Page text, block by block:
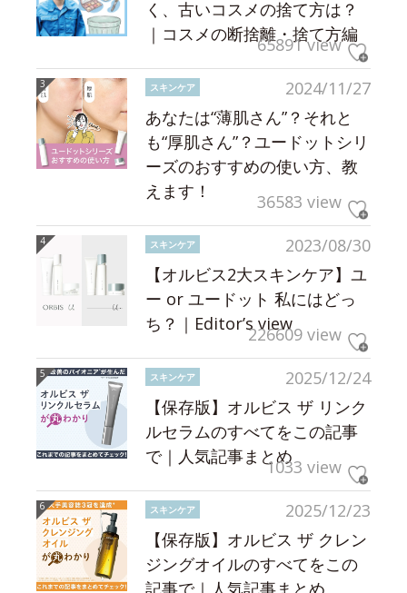
く、古いコスメの捨て方は？
｜コスメの断捨離・捨て方編
65891 view
2024/11/27
スキンケア
あなたは“薄肌さん”？それと
も“厚肌さん”？ユードットシリ
ーズのおすすめの使い方、教
えます！
36583 view
2023/08/30
スキンケア
【オルビス2大スキンケア】ユ
ー or ユードット 私にはどっ
ち？｜Editor’s view226609 view
2025/12/24
スキンケア
【保存版】オルビス ザ リンク
ルセラムのすべてをこの記事
で｜人気記事まとめ1033 view
2025/12/23
スキンケア
【保存版】オルビス ザ クレン
ジングオイルのすべてをこの